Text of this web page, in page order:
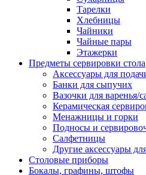
Тарелки
Хлебницы
Чайники
Чайные пары
Этажерки
Предметы сервировки стола
Аксессуары для
Банки для сыпучих
Вазочки для варенья/
Керамическая
Менажницы и горки
Подносы и
Салфетницы
Другие аксессуары
Столовые приборы
Бокалы, графины, штофы